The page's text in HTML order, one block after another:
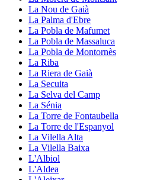
La Nou de Gaià
La Palma d'Ebre
La Pobla de Mafumet
La Pobla de Massaluca
La Pobla de Montornès
La Riba
La Riera de Gaià
La Secuita
La Selva del Camp
La Sénia
La Torre de Fontaubella
La Torre de l'Espanyol
La Vilella Alta
La Vilella Baixa
L'Albiol
L'Aldea